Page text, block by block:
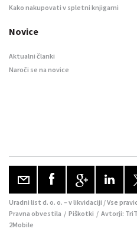
Kako nakupovati v spletni knjigarni
Novice
Aktualni članki
Naroči se na novice
Uradni list d. o. o. – v likvidaciji / Vse
Pravna obvestila / Piškotki / Avtorji:
2Mobile